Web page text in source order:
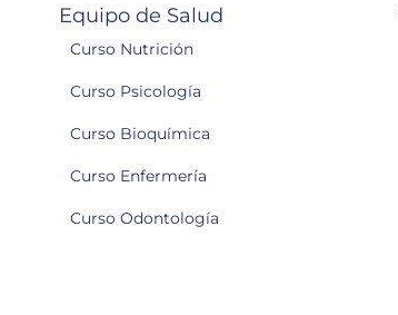
Equipo de Salud
Curso Nutrición
Curso Psicología
Curso Bioquímica
Curso Enfermería
Curso Odontología